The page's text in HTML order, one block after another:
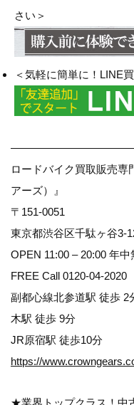
さい＞
＜気軽に簡単に！LINE
ロードバイク買取販売
アーズ）』
〒151-0051
東京都渋谷区千駄ヶ谷3-
OPEN 11:00 – 20:00 年中
FREE Call 0120-04-2020
副都心線北参道駅 徒歩 2
木駅 徒歩 9分
JR原宿駅 徒歩10分
https://
★業界トップクラス！中